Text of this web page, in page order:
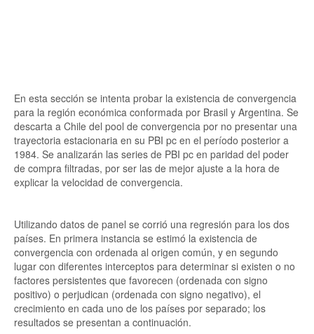
En esta sección se intenta probar la existencia de convergencia
para la región económica conformada por Brasil y Argentina. Se
descarta a Chile del pool de convergencia por no presentar una
trayectoria estacionaria en su PBI pc en el período posterior a
1984. Se analizarán las series de PBI pc en paridad del poder
de compra filtradas, por ser las de mejor ajuste a la hora de
explicar la velocidad de convergencia.
Utilizando datos de panel se corrió una regresión para los dos
países. En primera instancia se estimó la existencia de
convergencia con ordenada al origen común, y en segundo
lugar con diferentes interceptos para determinar si existen o no
factores persistentes que favorecen (ordenada con signo
positivo) o perjudican (ordenada con signo negativo), el
crecimiento en cada uno de los países por separado; los
resultados se presentan a continuación.